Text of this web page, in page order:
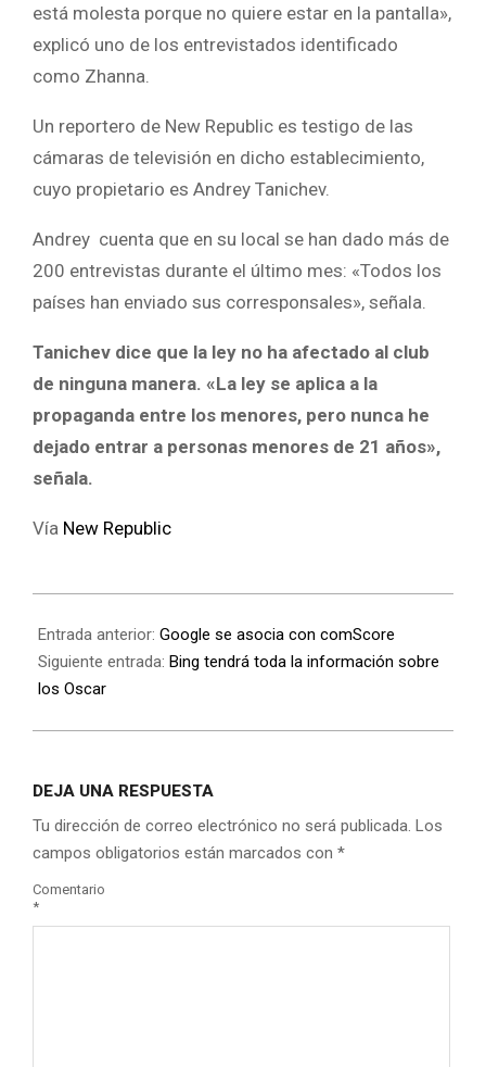
está molesta porque no quiere estar en la pantalla»,
explicó uno de los entrevistados identificado
como Zhanna.
Un reportero de New Republic es testigo de las
cámaras de televisión en dicho establecimiento,
cuyo propietario es Andrey Tanichev.
Andrey cuenta que en su local se han dado más de
200 entrevistas durante el último mes: «Todos los
países han enviado sus corresponsales», señala.
Tanichev dice que la ley no ha afectado al club
de ninguna manera. «La ley se aplica a la
propaganda entre los menores, pero nunca he
dejado entrar a personas menores de 21 años»,
señala.
Vía New Republic
Entrada anterior: Google se asocia con comScore
Siguiente entrada: Bing tendrá toda la información sobre
los Oscar
DEJA UNA RESPUESTA
Tu dirección de correo electrónico no será publicada. Los
campos obligatorios están marcados con *
Comentario
*